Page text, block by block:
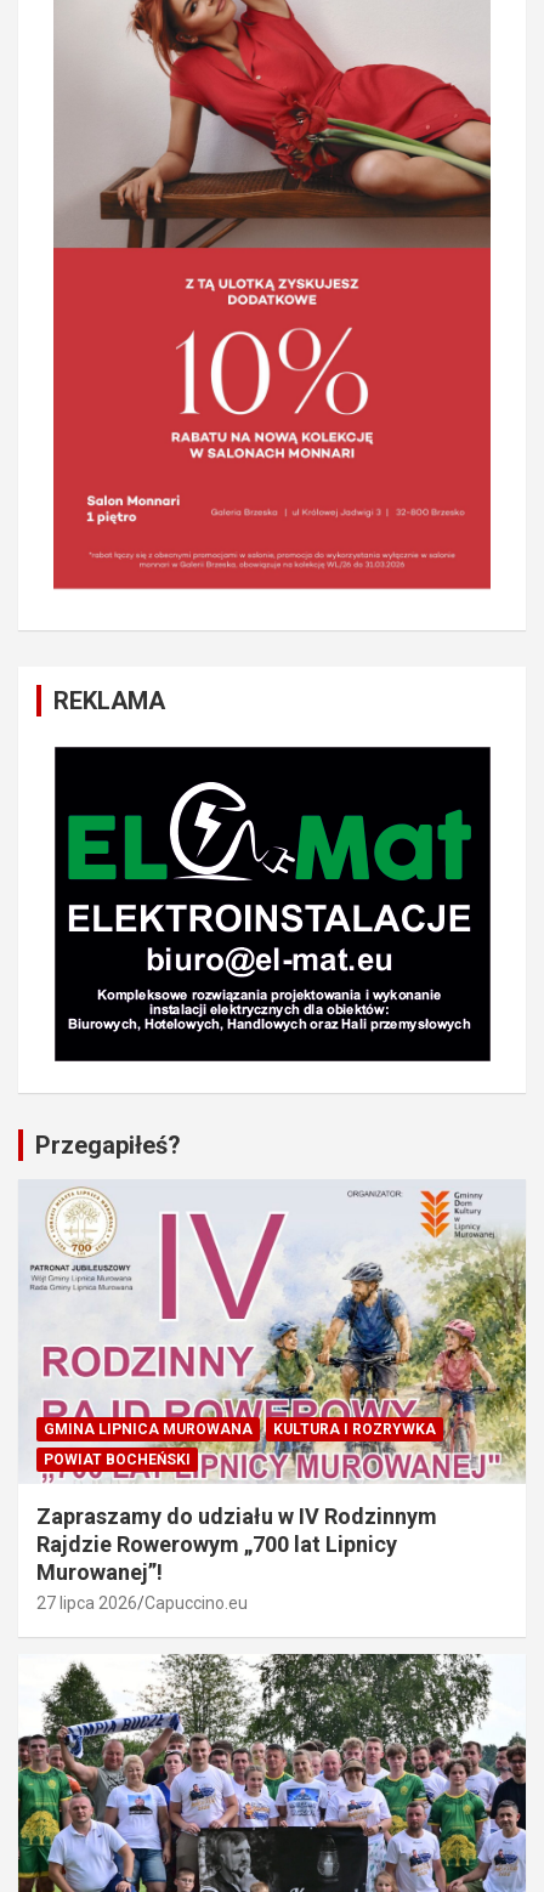
REKLAMA
Przegapiłeś?
GMINA LIPNICA MUROWANA
KULTURA I ROZRYWKA
POWIAT BOCHEŃSKI
Zapraszamy do udziału w IV Rodzinnym
Rajdzie Rowerowym „700 lat Lipnicy
Murowanej”!
27 lipca 2026 Capuccino.eu